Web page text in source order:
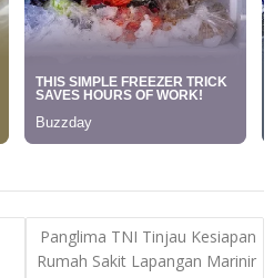
Panglima TNI Tinjau Kesiapan
Rumah Sakit Lapangan Marinir